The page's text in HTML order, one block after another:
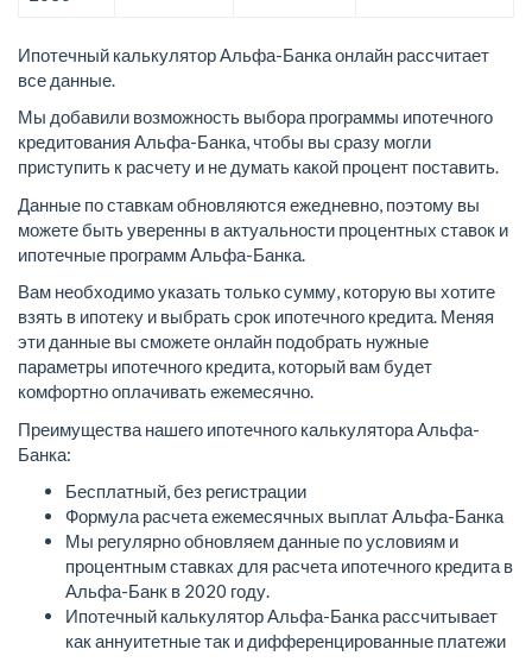
Ипотечный калькулятор Альфа-Банка онлайн рассчитает
все данные.
Мы добавили возможность выбора программы ипотечного
кредитования Альфа-Банка, чтобы вы сразу могли
приступить к расчету и не думать какой процент поставить.
Данные по ставкам обновляются ежедневно, поэтому вы
можете быть уверенны в актуальности процентных ставок и
ипотечные программ Альфа-Банка.
Вам необходимо указать только сумму, которую вы хотите
взять в ипотеку и выбрать срок ипотечного кредита. Меняя
эти данные вы сможете онлайн подобрать нужные
параметры ипотечного кредита, который вам будет
комфортно оплачивать ежемесячно.
Преимущества нашего ипотечного калькулятора Альфа-
Банка:
Бесплатный, без регистрации
Формула расчета ежемесячных выплат Альфа-Банка
Мы регулярно обновляем данные по условиям и
процентным ставках для расчета ипотечного кредита в
Альфа-Банк в 2020 году.
Ипотечный калькулятор Альфа-Банка рассчитывает
как аннуитетные так и дифференцированные платежи